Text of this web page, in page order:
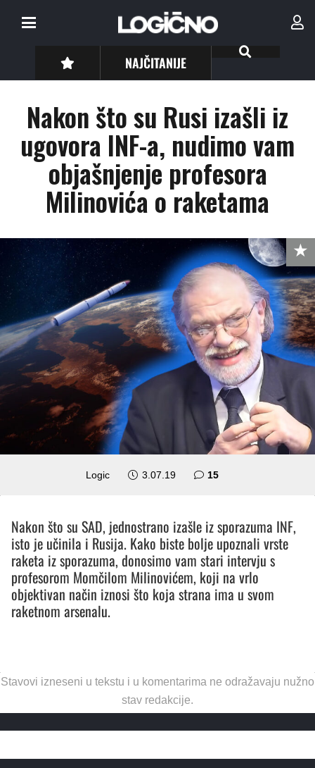
NAJČITANIJE
Nakon što su Rusi izašli iz
ugovora INF-a, nudimo vam
objašnjenje profesora
Milinovića o raketama
Logic 3.07.19 15komentara
Nakon što su SAD, jednostrano izašle iz sporazuma INF,
isto je učinila i Rusija. Kako biste bolje upoznali vrste
raketa iz sporazuma, donosimo vam stari intervju s
profesorom Momčilom Milinovićem, koji na vrlo
objektivan način iznosi što koja strana ima u svom
raketnom arsenalu.
Stavovi izneseni u tekstu i u komentarima ne odražavaju nužno
stav redakcije.